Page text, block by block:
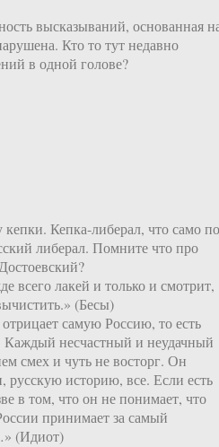
высказываний, основанная
Кто то тут недавно
в одной голове?
кепки. Кепка-либерал, что само по
либерал. Помните что про
всего лакей и только и смотрит,
(Бесы)
самую Россию, то есть
Каждый несчастный и неудачный
смех и чуть не восторг. Он
историю, все. Если есть
в том, что он не понимает, что
принимает за самый
(Идиот)